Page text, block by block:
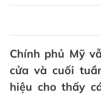
Chính phủ Mỹ
cửa và cuối
hiệu cho thấy